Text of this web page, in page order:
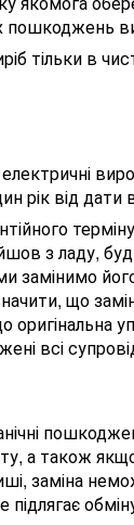
пошкоджень
тільки в
рік від дати
з ладу,
замінимо
що
оригінальна
всі
а також
заміна